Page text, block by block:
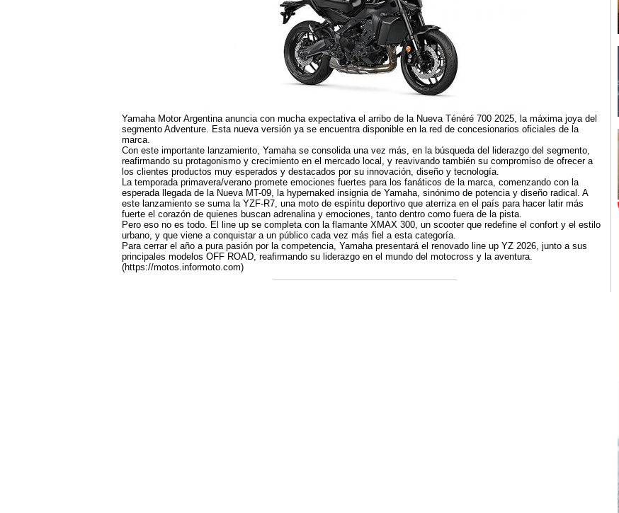
Yamaha Motor Argentina anuncia con mucha expectativa el arribo de la Nueva Ténéré 700 2025, la máxima joya del
segmento Adventure. Esta nueva versión ya se encuentra disponible en la red de concesionarios oficiales de la
marca.
Con este importante lanzamiento, Yamaha se consolida una vez más, en la búsqueda del liderazgo del segmento,
reafirmando su protagonismo y crecimiento en el mercado local, y reavivando también su compromiso de ofrecer a
los clientes productos muy esperados y destacados por su innovación, diseño y tecnología.
La temporada primavera/verano promete emociones fuertes para los fanáticos de la marca, comenzando con la
esperada llegada de la Nueva MT-09, la hypernaked insignia de Yamaha, sinónimo de potencia y diseño radical. A
este lanzamiento se suma la YZF-R7, una moto de espíritu deportivo que aterriza en el país para hacer latir más
fuerte el corazón de quienes buscan adrenalina y emociones, tanto dentro como fuera de la pista.
Pero eso no es todo. El line up se completa con la flamante XMAX 300, un scooter que redefine el confort y el estilo
urbano, y que viene a conquistar a un público cada vez más fiel a esta categoría.
Para cerrar el año a pura pasión por la competencia, Yamaha presentará el renovado line up YZ 2026, junto a sus
principales modelos OFF ROAD, reafirmando su liderazgo en el mundo del motocross y la aventura.
(https://motos.informoto.com)